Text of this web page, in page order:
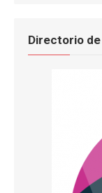
Directorio